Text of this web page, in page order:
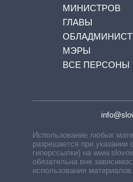
МИНИСТРОВ
ГЛАВЫ
МЭРЫ
ВСЕ ПЕРСОНЫ
Использование любых
разрешается при указании
гиперссылки) на
обязательна вне
использования материалов.